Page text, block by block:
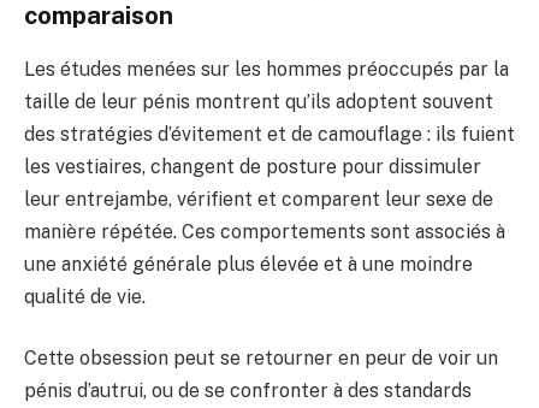
comparaison
Les études menées sur les hommes préoccupés par la
taille de leur pénis montrent qu’ils adoptent souvent
des stratégies d’évitement et de camouflage : ils fuient
les vestiaires, changent de posture pour dissimuler
leur entrejambe, vérifient et comparent leur sexe de
manière répétée. Ces comportements sont associés à
une anxiété générale plus élevée et à une moindre
qualité de vie.
Cette obsession peut se retourner en peur de voir un
pénis d’autrui, ou de se confronter à des standards